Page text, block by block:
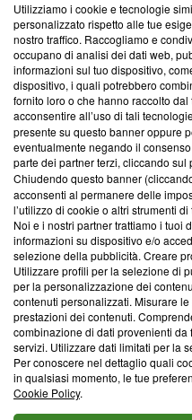
Questa sezione offre
News, sui nostri processi
creare news di qualità.
‘Trust Project - News with
ancora membro del
parte; Trust Project non ha
conformità agli standard.
Su di noi
Team editoriale
Corporate
Redazione
Informativa Privacy
Cookie Policy
Blasting SA, IDI CHE-
Lugano (Svizzera) Tel:+39
© 2026 Blasting News
Utilizziamo i cookie e tecnologie
personalizzato rispetto alle tue
nostro traffico. Raccogliamo e
occupano di analisi dei dati web,
informazioni sul tuo dispositivo,
dispositivo, i quali potrebbero
fornito loro o che hanno raccolto
acconsentire all’uso di tali
presente su questo banner oppure
eventualmente negando il
parte dei partner terzi, cliccando sul
Chiudendo questo banner
acconsenti al permanere delle
l’utilizzo di cookie o altri strumenti
Noi e i nostri partner trattiamo i tuoi
informazioni su dispositivo e/o
selezione della pubblicità. Creare
Utilizzare profili per la selezione di
per la personalizzazione dei
contenuti personalizzati. Misurare
prestazioni dei contenuti.
combinazione di dati provenienti
servizi. Utilizzare dati limitati per la
Per conoscere nel dettaglio quali
in qualsiasi momento, le tue
Cookie Policy.